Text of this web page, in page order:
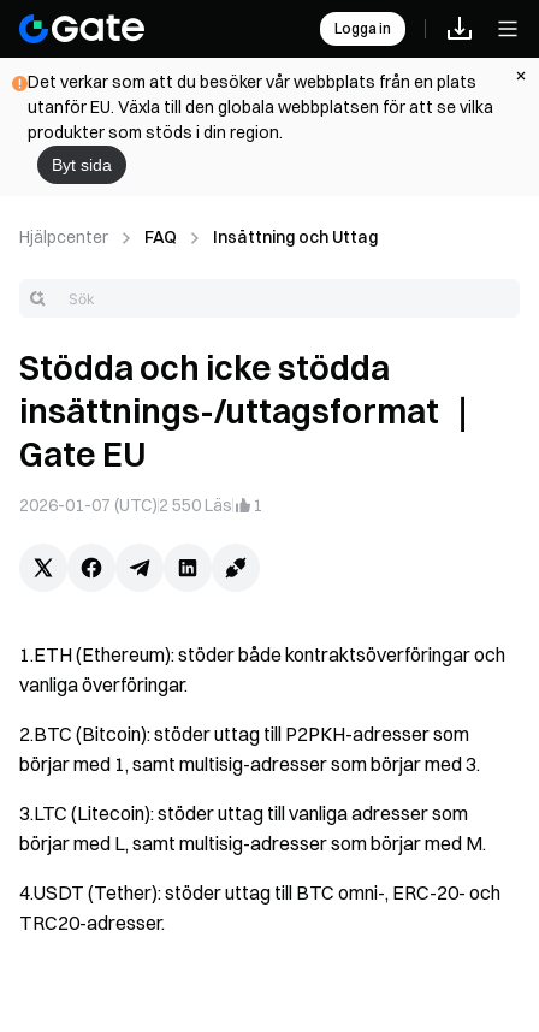
Logga in
Det verkar som att du besöker vår webbplats från en plats
utanför EU. Växla till den globala webbplatsen för att se vilka
produkter som stöds i din region.
Byt sida
Hjälpcenter FAQ Insättning och Uttag
Stödda och icke stödda
insättnings-/uttagsformat ｜
Gate EU
2026-01-07 (UTC)2 550 Läs 1
1.ETH (Ethereum): stöder både kontraktsöverföringar och
vanliga överföringar.
2.BTC (Bitcoin): stöder uttag till P2PKH-adresser som
börjar med 1, samt multisig-adresser som börjar med 3.
3.LTC (Litecoin): stöder uttag till vanliga adresser som
börjar med L, samt multisig-adresser som börjar med M.
4.USDT (Tether): stöder uttag till BTC omni-, ERC-20- och
TRC20-adresser.